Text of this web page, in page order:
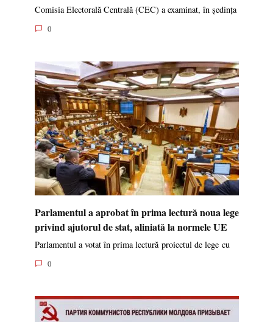
Comisia Electorală Centrală (CEC) a examinat, în ședința
0
Parlamentul a aprobat în prima lectură noua lege
privind ajutorul de stat, aliniată la normele UE
Parlamentul a votat în prima lectură proiectul de lege cu
0